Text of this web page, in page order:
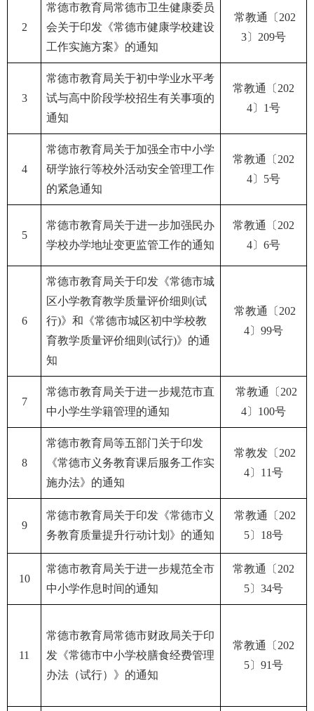
2
常德市教育局常德市卫生健康委员
会关于印发《常德市健康学校建设
工作实施方案》的通知
常教通〔202
3〕209号
3
常德市教育局关于初中学业水平考
试与高中阶段学校招生有关事项的
通知
常教通〔202
4〕1号
4
常德市教育局关于加强全市中小学
研学旅行等校外活动安全管理工作
的紧急通知
常教通〔202
4〕5号
5
常德市教育局关于进一步加强民办
学校办学地址变更监管工作的通知
常教通〔202
4〕6号
6
常德市教育局关于印发《常德市城
区小学教育教学质量评价细则(试
行)》和《常德市城区初中学校教
育教学质量评价细则(试行)》的通
知
常教通〔202
4〕99号
7
常德市教育局关于进一步规范市直
中小学生学籍管理的通知
常教通〔202
4〕100号
8
常德市教育局等五部门关于印发
《常德市义务教育课后服务工作实
施办法》的通知
常教发〔202
4〕11号
9
常德市教育局关于印发《常德市义
务教育质量提升行动计划》的通知
常教通〔202
5〕18号
10
常德市教育局关于进一步规范全市
中小学作息时间的通知
常教通〔202
5〕34号
11
常德市教育局常德市财政局关于印
发《常德市中小学校膳食经费管理
办法（试行）》的通知
常教通〔202
5〕91号